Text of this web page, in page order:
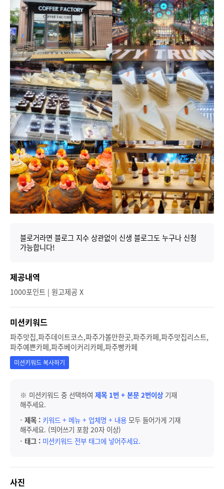
블로거라면 블로그 지수 상관없이 신생 블로그도 누구나 신청
가능합니다!
제공내역
1000포인트 | 원고제공 X
미션키워드
파주맛집,파주데이트코스,파주가볼만한곳,파주카페,파주맛집리스트,
파주예쁜카페,파주베이커리카페,파주빵카페
미션키워드 복사하기
※ 미션키워드 중 선택하여 제목 1번 + 본문 2번이상 기재
해주세요.
- 제목 : 키워드 + 메뉴 + 업체명 + 내용 모두 들어가게 기재
해주세요. (띄어쓰기 포함 20자 이상)
- 태그 : 미션키워드 전부 태그에 넣어주세요.
사진